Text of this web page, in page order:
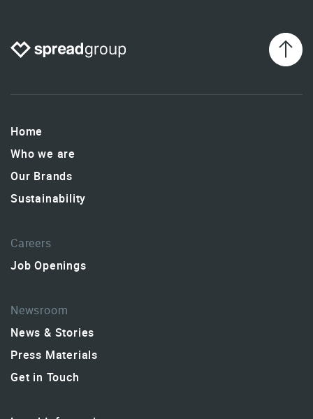
Home
Who we are
Our Brands
Sustainability
Careers
Job Openings
Newsroom
News & Stories
Press Materials
Get in Touch